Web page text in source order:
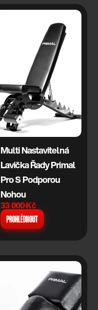
Multi Nastavitelná
Lavička Řady Primal
Pro S Podporou
Nohou
33 000 Kč
PROHLÉDNOUT